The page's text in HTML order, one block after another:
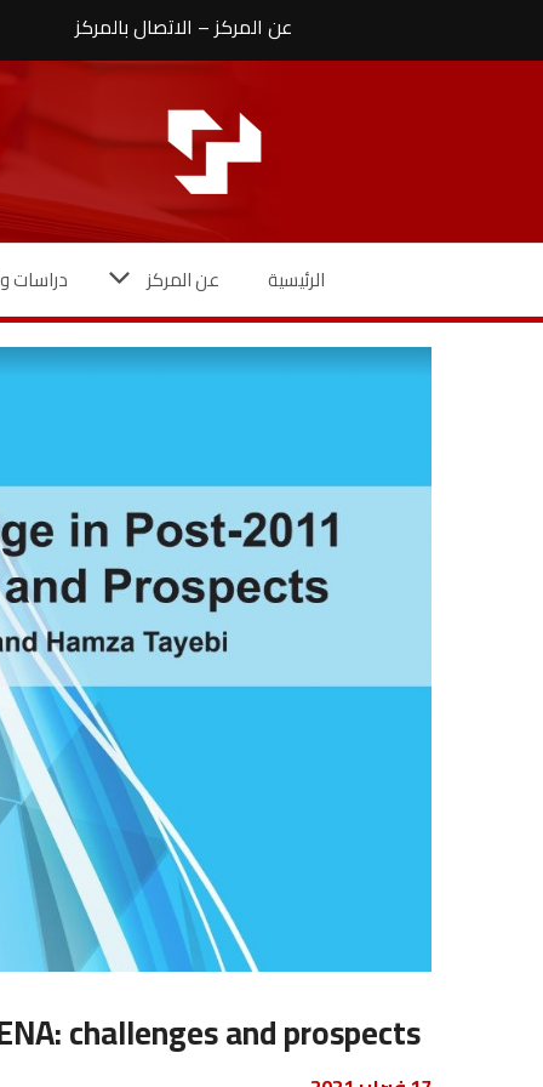
المحتوى
عن المركز– الاتصال بالمركز
الرئيسية عن المركز دراسات
challenges and prospects